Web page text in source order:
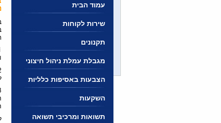
עמוד הבית
שירות לקוחות
תקנונים
מגבלת עמלת ניהול חיצוני
הצבעות באסיפות כלליות
השקעות
תשואות ומרכיבי תשואה